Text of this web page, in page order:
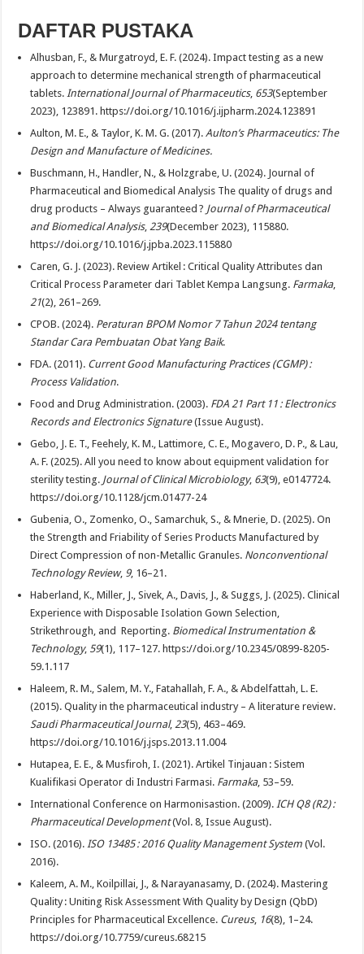
DAFTAR PUSTAKA
Alhusban, F., & Murgatroyd, E. F. (2024). Impact testing as a new
approach to determine mechanical strength of pharmaceutical
tablets. International Journal of Pharmaceutics, 653(September
2023), 123891. https://doi.org/10.1016/j.ijpharm.2024.123891
Aulton, M. E., & Taylor, K. M. G. (2017).Aulton’s Pharmaceutics: The
Design and Manufacture of Medicines.
Buschmann, H., Handler, N., & Holzgrabe, U. (2024). Journal of
Pharmaceutical and Biomedical Analysis The quality of drugs and
drug products – Always guaranteed ? Journal of Pharmaceutical
and Biomedical Analysis, 239(December 2023), 115880.
https://doi.org/10.1016/j.jpba.2023.115880
Caren, G. J. (2023). Review Artikel : Critical Quality Attributes dan
Critical Process Parameter dari Tablet Kempa Langsung. Farmaka,
21(2), 261–269.
CPOB. (2024). Peraturan BPOM Nomor 7 Tahun 2024 tentang
Standar Cara Pembuatan Obat Yang Baik.
FDA. (2011). Current Good Manufacturing Practices (CGMP) :
Process Validation.
Food and Drug Administration. (2003). FDA 21 Part 11 : Electronics
Records and Electronics Signature(Issue August).
Gebo, J. E. T., Feehely, K. M., Lattimore, C. E., Mogavero, D. P., & Lau,
A. F. (2025). All you need to know about equipment validation for
sterility testing. Journal of Clinical Microbiology, 63(9), e0147724.
https://doi.org/10.1128/jcm.01477-24
Gubenia, O., Zomenko, O., Samarchuk, S., & Mnerie, D. (2025). On
the Strength and Friability of Series Products Manufactured by
Direct Compression of non-Metallic Granules. Nonconventional
Technology Review, 9, 16–21.
Haberland, K., Miller, J., Sivek, A., Davis, J., & Suggs, J. (2025). Clinical
Experience with Disposable Isolation Gown Selection,
Strikethrough, and Reporting. Biomedical Instrumentation &
Technology, 59(1), 117–127. https://doi.org/10.2345/0899-8205-
59.1.117
Haleem, R. M., Salem, M. Y., Fatahallah, F. A., & Abdelfattah, L. E.
(2015). Quality in the pharmaceutical industry – A literature review.
Saudi Pharmaceutical Journal, 23(5), 463–469.
https://doi.org/10.1016/j.jsps.2013.11.004
Hutapea, E. E., & Musfiroh, I. (2021). Artikel Tinjauan : Sistem
Kualifikasi Operator di Industri Farmasi. Farmaka, 53–59.
International Conference on Harmonisastion. (2009). ICH Q8 (R2) :
Pharmaceutical Development(Vol. 8, Issue August).
ISO. (2016). ISO 13485 : 2016 Quality Management System (Vol.
2016).
Kaleem, A. M., Koilpillai, J., & Narayanasamy, D. (2024). Mastering
Quality : Uniting Risk Assessment With Quality by Design (QbD)
Principles for Pharmaceutical Excellence. Cureus, 16(8), 1–24.
https://doi.org/10.7759/cureus.68215